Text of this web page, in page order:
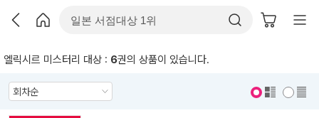
엘릭시르 미스터리 대상 : 6권의 상품이 있습니다.